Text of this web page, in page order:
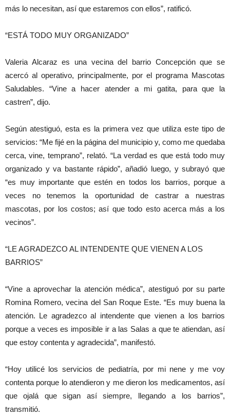
más lo necesitan, así que estaremos con ellos”, ratificó.
“ESTÁ TODO MUY ORGANIZADO”
Valeria Alcaraz es una vecina del barrio Concepción que se
acercó al operativo, principalmente, por el programa Mascotas
Saludables. “Vine a hacer atender a mi gatita, para que la
castren”, dijo.
Según atestiguó, esta es la primera vez que utiliza este tipo de
servicios: “Me fijé en la página del municipio y, como me quedaba
cerca, vine, temprano”, relató. “La verdad es que está todo muy
organizado y va bastante rápido”, añadió luego, y subrayó que
“es muy importante que estén en todos los barrios, porque a
veces no tenemos la oportunidad de castrar a nuestras
mascotas, por los costos; así que todo esto acerca más a los
vecinos”.
“LE AGRADEZCO AL INTENDENTE QUE VIENEN A LOS
BARRIOS”
“Vine a aprovechar la atención médica”, atestiguó por su parte
Romina Romero, vecina del San Roque Este. “Es muy buena la
atención. Le agradezco al intendente que vienen a los barrios
porque a veces es imposible ir a las Salas a que te atiendan, así
que estoy contenta y agradecida”, manifestó.
“Hoy utilicé los servicios de pediatría, por mi nene y me voy
contenta porque lo atendieron y me dieron los medicamentos, así
que ojalá que sigan así siempre, llegando a los barrios”,
transmitió.